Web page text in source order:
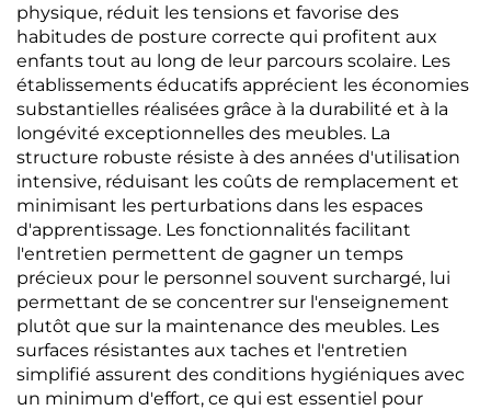
physique, réduit les tensions et favorise des
habitudes de posture correcte qui profitent aux
enfants tout au long de leur parcours scolaire. Les
établissements éducatifs apprécient les économies
substantielles réalisées grâce à la durabilité et à la
longévité exceptionnelles des meubles. La
structure robuste résiste à des années d'utilisation
intensive, réduisant les coûts de remplacement et
minimisant les perturbations dans les espaces
d'apprentissage. Les fonctionnalités facilitant
l'entretien permettent de gagner un temps
précieux pour le personnel souvent surchargé, lui
permettant de se concentrer sur l'enseignement
plutôt que sur la maintenance des meubles. Les
surfaces résistantes aux taches et l'entretien
simplifié assurent des conditions hygiéniques avec
un minimum d'effort, ce qui est essentiel pour